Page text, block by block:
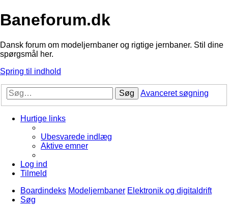
Baneforum.dk
Dansk forum om modeljernbaner og rigtige jernbaner. Stil dine
spørgsmål her.
Spring til indhold
Søg Avanceret søgning
Hurtige links
Ubesvarede indlæg
Aktive emner
Log ind
Tilmeld
Boardindeks Modeljernbaner Elektronik og digitaldrift
Søg